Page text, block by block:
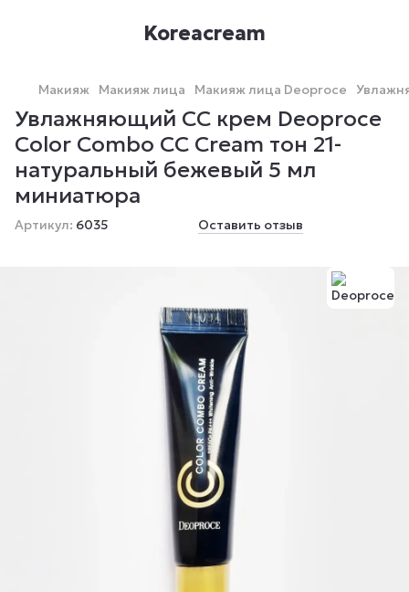
Koreacream
Макияж Макияж лица Макияж лица Deoproce
Увлажняющий СС крем Deoproce
Color Combo CC Cream тон 21-
натуральный бежевый 5 мл
миниатюра
Артикул: 6035 Оставить отзыв